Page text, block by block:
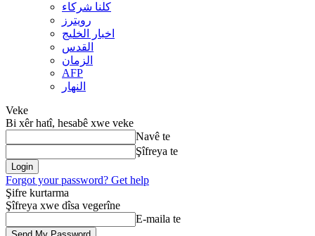
کلنا شرکاء
رويترز
اخبار الخلیج
القدس
الزمان
AFP
النهار
Veke
Bi xêr hatî, hesabê xwe veke
Navê te
Şîfreya te
Forgot your password? Get help
Şifre kurtarma
Şîfreya xwe dîsa vegerîne
E-maila te